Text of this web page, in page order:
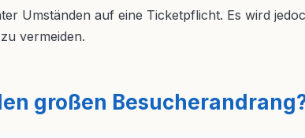
Umständen auf eine Ticketpflicht. Es wird
vermeiden.
großen